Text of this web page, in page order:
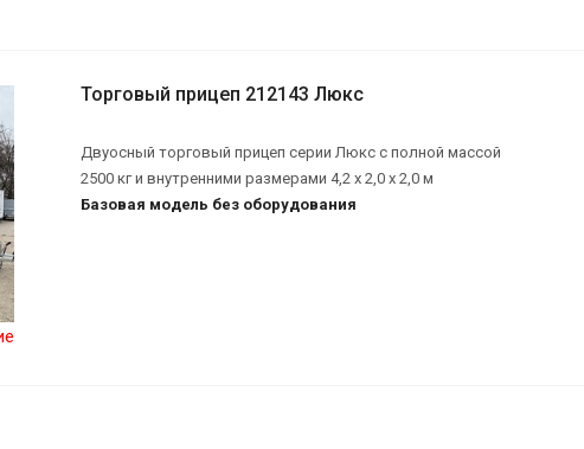
Торговый прицеп 212143 Люкс
Двуосный торговый прицеп серии Люкс с полной массой
2500 кг и внутренними размерами 4,2 х 2,0 х 2,0 м
Базовая модель без оборудования